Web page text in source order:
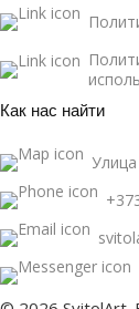
Как нас найти